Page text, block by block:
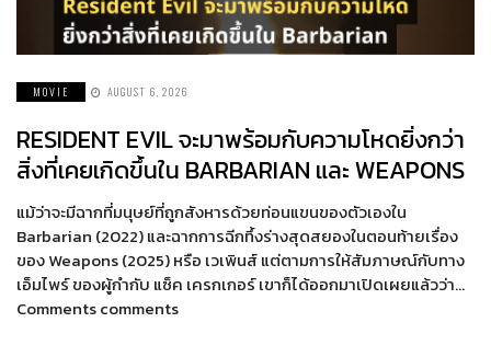
MOVIE AUGUST 6, 2026
RESIDENT EVIL จะมาพร้อมกับความโหดยิ่งกว่า
สิ่งที่เคยเกิดขึ้นใน BARBARIAN และ WEAPONS
แม้ว่าจะมีฉากที่มนุษย์ที่ถูกสังหารด้วยท่อนแขนของตัวเองใน
Barbarian (2022) และฉากการฉีกทึ้งร่างสุดสยองในตอนท้ายเรื่อง
ของ Weapons (2025) หรือ เวเพินส์ แต่ตามการให้สัมภาษณ์กับทาง
เอ็มไพร์ ของผู้กำกับ แซ็ค เครกเกอร์ เขาก็ได้ออกมาเปิดเผยแล้วว่า…
Comments comments